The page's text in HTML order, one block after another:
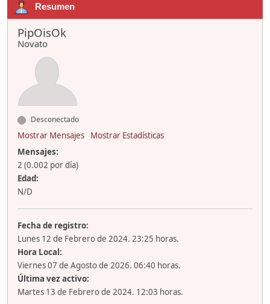
Resumen
PipOisOk
Novato
Desconectado
Mostrar Mensajes
Mostrar Estadísticas
Mensajes:
2 (0.002 por día)
Edad:
N/D
Fecha de registro:
Lunes 12 de Febrero de 2024. 23:25 horas.
Hora Local:
Viernes 07 de Agosto de 2026. 06:40 horas.
Última vez activo:
Martes 13 de Febrero de 2024. 12:03 horas.